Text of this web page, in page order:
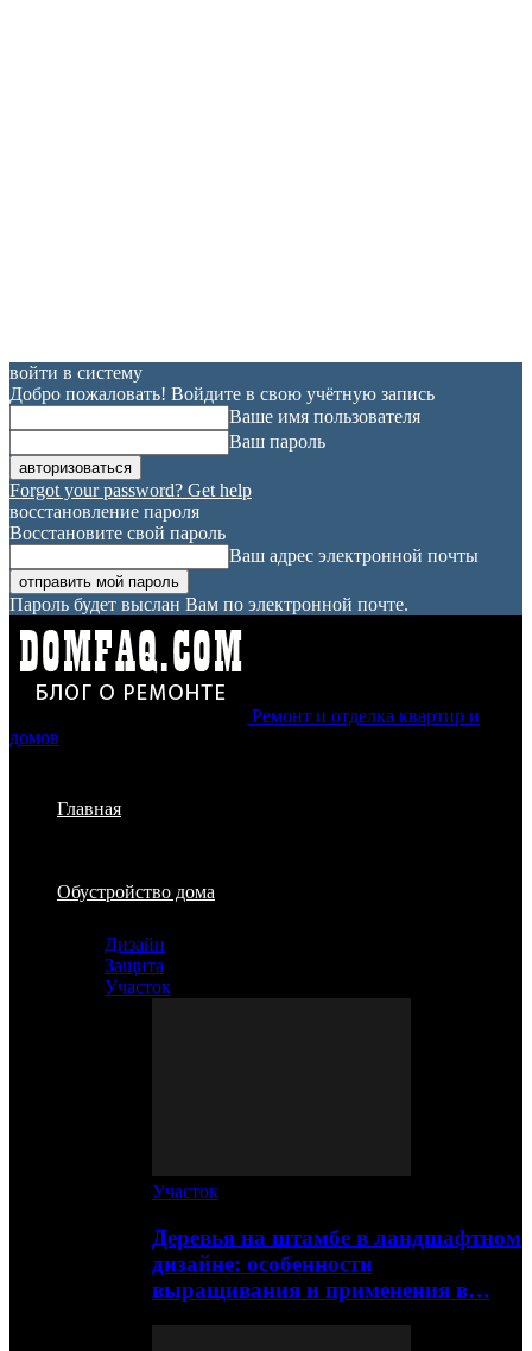
войти в систему
Добро пожаловать! Войдите в свою учётную запись
Ваше имя пользователя
Ваш пароль
Forgot your password? Get help
восстановление пароля
Восстановите свой пароль
Ваш адрес электронной почты
Пароль будет выслан Вам по электронной почте.
Ремонт и отделка квартир и
домов
Главная
Обустройство дома
Дизайн
Защита
Участок
Участок
Деревья на штамбе в ландшафтном
дизайне: особенности
выращивания и применения в…